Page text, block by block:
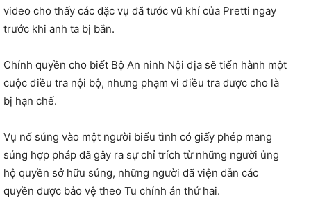
video cho thấy các đặc vụ đã tước vũ khí của Pretti ngay
trước khi anh ta bị bắn.
Chính quyền cho biết Bộ An ninh Nội địa sẽ tiến hành một
cuộc điều tra nội bộ, nhưng phạm vi điều tra được cho là
bị hạn chế.
Vụ nổ súng vào một người biểu tình có giấy phép mang
súng hợp pháp đã gây ra sự chỉ trích từ những người ủng
hộ quyền sở hữu súng, những người đã viện dẫn các
quyền được bảo vệ theo Tu chính án thứ hai.